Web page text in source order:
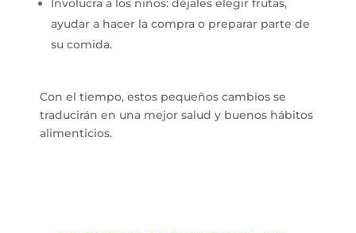
ayudar a hacer la compra o preparar parte de
su comida.
Con el tiempo, estos pequeños cambios se
traducirán en una mejor salud y buenos hábitos
alimenticios.